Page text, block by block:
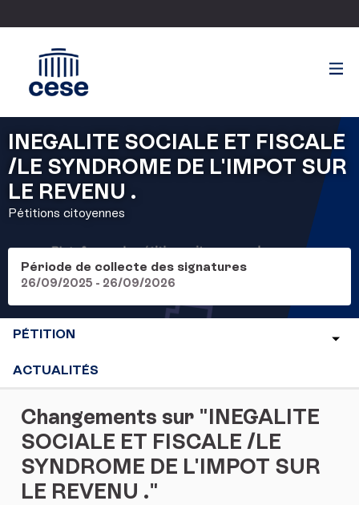
INEGALITE SOCIALE ET FISCALE
/LE SYNDROME DE L'IMPOT SUR
LE REVENU .
Pétitions citoyennes
Période de collecte des signatures
26/09/2025 - 26/09/2026
PÉTITION
ACTUALITÉS
Changements sur "INEGALITE
SOCIALE ET FISCALE /LE
SYNDROME DE L'IMPOT SUR
LE REVENU ."